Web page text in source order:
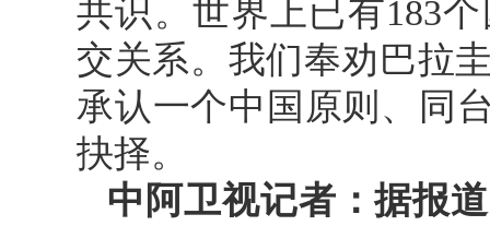
共识。世界上已有183
交关系。我们奉劝巴拉
承认一个中国原则、同
抉择。
中阿卫视记者：据报